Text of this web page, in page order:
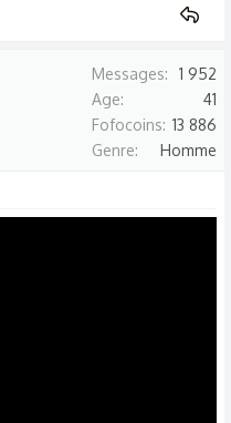
Messages
1 952
Age
41
Fofocoins 13 886
Genre
Homme